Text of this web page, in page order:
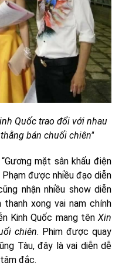
Quốc trao đổi với nhau
bán chuối chiên"
mặt sân khấu điện
được nhiều đạo diễn
nhận nhiều show diễn
thanh xong vai nam chính
Kinh Quốc mang tên Xin
chiên. Phim được quay
Tàu, đây là vai diễn dễ
đắc.